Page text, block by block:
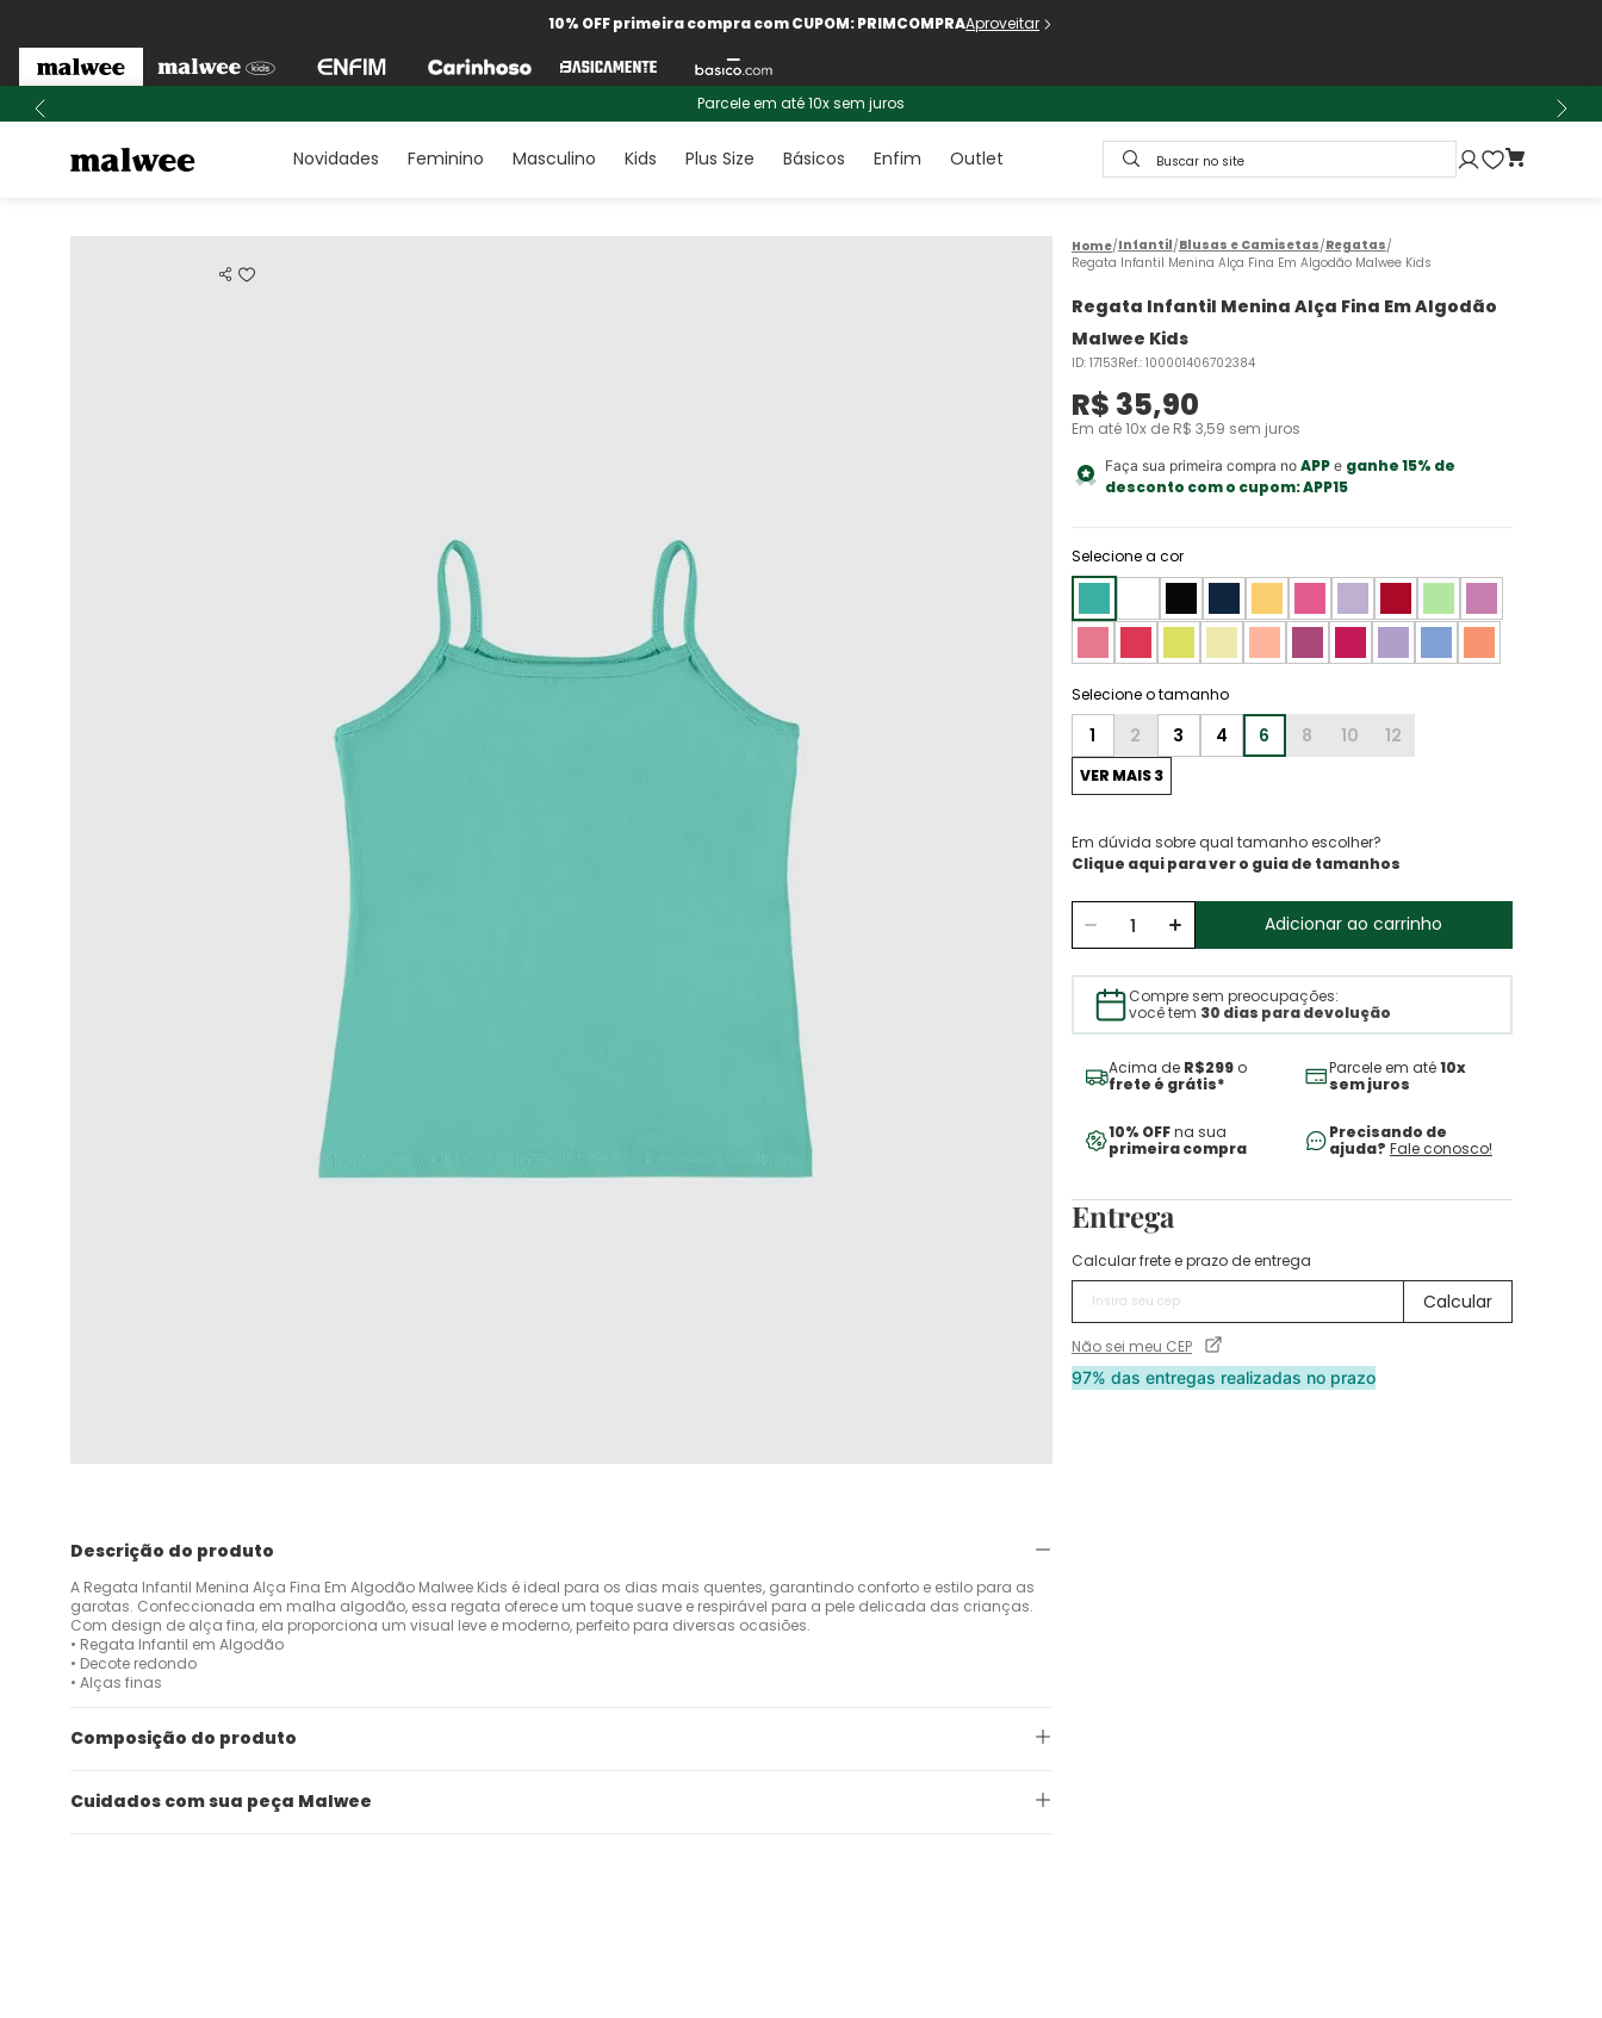
10% OFF primeira compra com CUPOM: PRIMCOMPRAAproveitar
Parcele em até 10x sem juros
Novidades Feminino Masculino Kids Plus Size Básicos Enfim Outlet Buscar no site
Descrição do produto
A Regata Infantil Menina Alça Fina Em Algodão Malwee Kids é ideal para os dias mais quentes, garantindo conforto e estilo para as
garotas. Confeccionada em malha algodão, essa regata oferece um toque suave e respirável para a pele delicada das crianças.
Com design de alça fina, ela proporciona um visual leve e moderno, perfeito para diversas ocasiões.
• Regata Infantil em Algodão
• Decote redondo
• Alças finas
Composição do produto
Cuidados com sua peça Malwee
Infantil Blusas e Camisetas Regatas
Regata Infantil Menina Alça Fina Em Algodão Malwee Kids
Regata Infantil Menina Alça Fina Em Algodão
Malwee Kids
ID: 17153Ref.: 100001406702384
R$ 35,90
Em até10x de R$ 3,59 sem juros
Faça sua primeira compra no APPe ganhe 15% de
desconto com o cupom:APP15
Selecione a cor
1 2 3 4 6 8 10 12
VER MAIS 3
Em dúvida sobre qual tamanho escolher?
Clique aqui para ver o guia de tamanhos
Adicionar ao carrinho
Compre sem preocupações:
você tem 30 dias para devolução
Acima de R$299o
frete é grátis*
Parcele em até10x
sem juros
10% OFFna sua
primeira compra
Precisando de
ajuda? Fale conosco!
Entrega
Calcular frete e prazo de entrega
Não sei meu CEP
97% das entregas realizadas no prazo